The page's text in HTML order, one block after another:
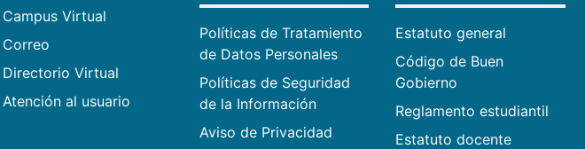
Campus Virtual
Correo
Directorio Virtual
Atención al usuario
Políticas de Tratamiento
de Datos Personales
Políticas de Seguridad
de la Información
Aviso de Privacidad
Estatuto general
Código de Buen
Gobierno
Reglamento estudiantil
Estatuto docente